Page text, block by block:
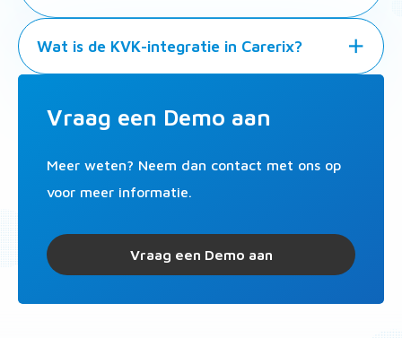
Wat is de KVK-integratie in Carerix?
Vraag een Demo aan
Meer weten? Neem dan contact met ons op
voor meer informatie.
Vraag een Demo aan